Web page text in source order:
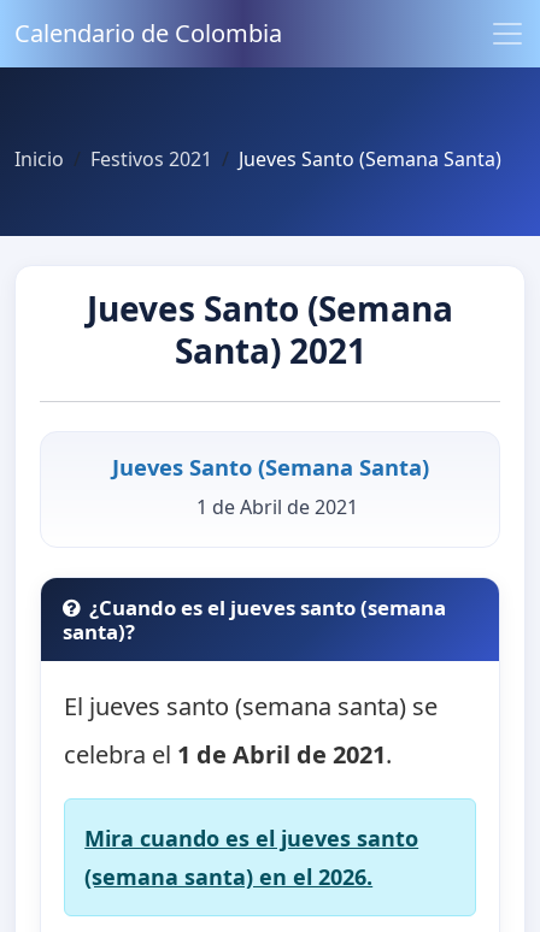
Calendario de Colombia
Inicio Festivos 2021 Jueves Santo (Semana Santa)
Jueves Santo (Semana
Santa) 2021
Jueves Santo (Semana Santa)
1 de Abril de 2021
¿Cuando es el jueves santo (semana
santa)?
El jueves santo (semana santa) se
celebra el 1 de Abril de 2021.
Mira cuando es el jueves santo
(semana santa) en el 2026.